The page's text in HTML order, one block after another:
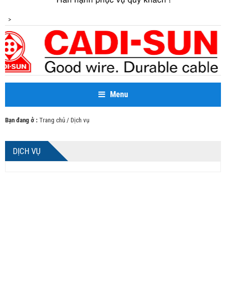
>
Menu
Bạn đang ở : Trang chủ / Dịch vụ
DỊCH VỤ